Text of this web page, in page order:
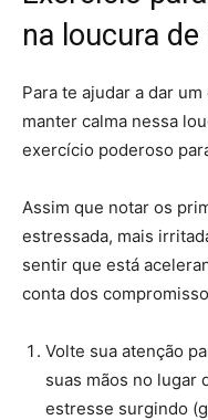
na loucura
Para te ajudar a dar
manter calma nessa
exercício poderoso
Assim que notar os
estressada, mais
sentir que está
conta dos
Volte sua atenção
suas mãos no lugar
estresse surgindo